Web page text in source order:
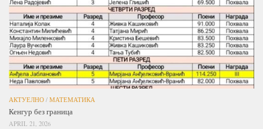
АКТУЕЛНО / МАТЕМАТИКА
Кенгур без граница
APRIL 21, 2026